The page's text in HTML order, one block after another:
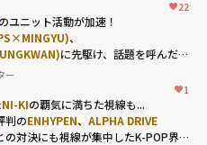
22
のユニット活動が加速！
、
に先駆け、話題を呼んだ同
ビ・
ー
1
NI-KIの覇気に満ちた視線も...
判のENHYPEN、 ALPHA DRIVE
の対決にも視線が集中したK-POP界